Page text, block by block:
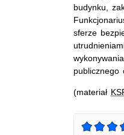
budynku,
sferze
publicznego
(materiał